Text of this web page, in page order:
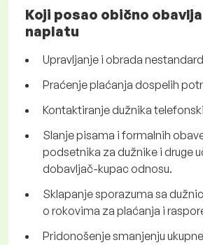
Koji posao obično
naplatu
Upravljanje i obrada
Praćenje plaćanja dospelih
Kontaktiranje dužnika
Slanje pisama i formalnih
podsetnika za dužnike i druge
dobavljač-kupac odnosu.
Sklapanje sporazuma sa
o rokovima za plaćanja i
Pridonošenje smanjenju